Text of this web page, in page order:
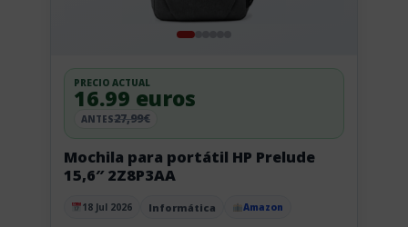
Publicado el
18 Jul 2026 Informática Amazon
Mochila para portátil HP Prelude
15,6″ 2Z8P3AA
PRECIO ACTUAL
16.99 euros
ANTES27,99€